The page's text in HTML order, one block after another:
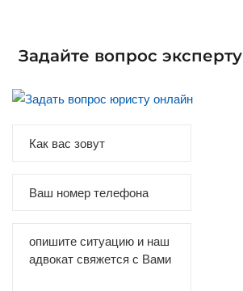
Задайте вопрос эксперту